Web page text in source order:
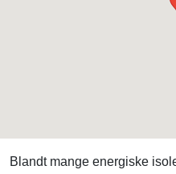
Blandt mange energiske